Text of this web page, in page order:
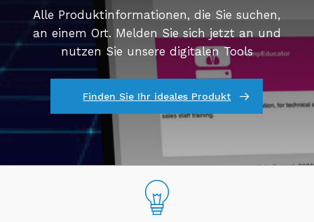
Alle Produktinformationen, die Sie suchen,
an einem Ort. Melden Sie sich jetzt an und
nutzen Sie unsere digitalen Tools
Finden Sie Ihr ideales Produkt